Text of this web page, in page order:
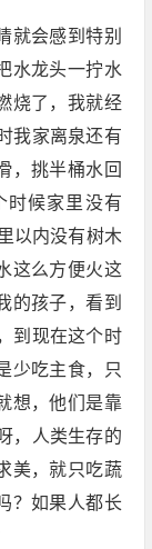
就会感到特别
水龙头一拧水
烧了，我就经
我家离泉还有
，挑半桶水回
时候家里没有
以内没有树木
这么方便火这
的孩子，看到
到现在这个时
少吃主食，只
想，他们是靠
，人类生存的
美，就只吃蔬
？如果人都长